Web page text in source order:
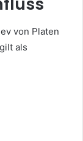
von Platen
als